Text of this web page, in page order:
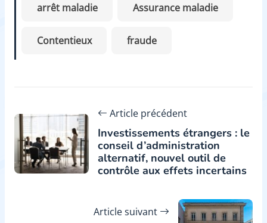
arrêt maladie Assurance maladie
Contentieux fraude
Article précédent
Investissements étrangers : le
conseil d’administration
alternatif, nouvel outil de
contrôle aux effets incertains
Article suivant